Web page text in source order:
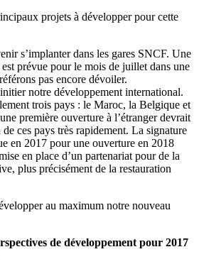
projets à développer pour cette
s’implanter dans les gares SNCF. Une
prévue pour le mois de juillet dans une
pas encore dévoiler.
notre développement international.
trois pays : le Maroc, la Belgique et
première ouverture à l’étranger devrait
ces pays très rapidement. La signature
en 2017 pour une ouverture en 2018
en place d’un partenariat pour de la
plus précisément de la restauration
au maximum notre nouveau
de développement pour 2017